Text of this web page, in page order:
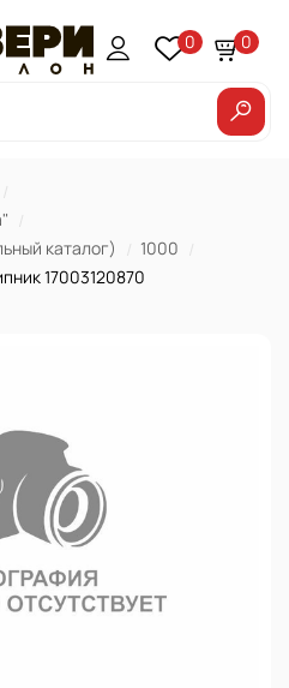
0 0
каталог)
1000
17003120870